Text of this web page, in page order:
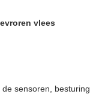
vlees
sensoren,